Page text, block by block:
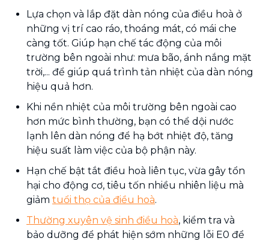
Lựa chọn và lắp đặt dàn nóng của điều hoà ở
những vị trí cao ráo, thoáng mát, có mái che
càng tốt. Giúp hạn chế tác động của môi
trường bên ngoài như: mưa bão, ánh nắng mặt
trời,... để giúp quá trình tản nhiệt của dàn nóng
hiệu quả hơn.
Khi nền nhiệt của môi trường bên ngoài cao
hơn mức bình thường, bạn có thể dội nước
lạnh lên dàn nóng để hạ bớt nhiệt độ, tăng
hiệu suất làm việc của bộ phận này.
Hạn chế bật tắt điều hoà liên tục, vừa gây tổn
hại cho động cơ, tiêu tốn nhiều nhiên liệu mà
giảm tuổi thọ của điều hoà.
Thường xuyên vệ sinh điều hoà, kiểm tra và
bảo dưỡng để phát hiện sớm những lỗi E0 để